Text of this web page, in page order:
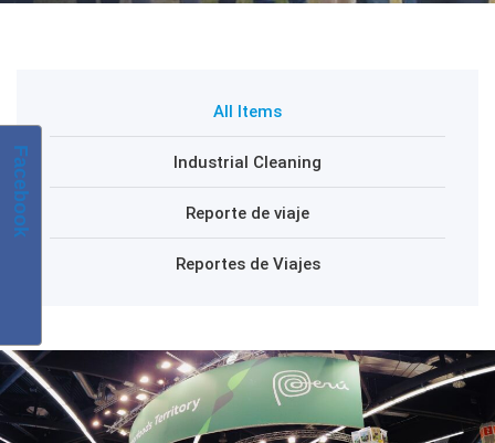
All Items
Industrial Cleaning
Reporte de viaje
Reportes de Viajes
Facebook